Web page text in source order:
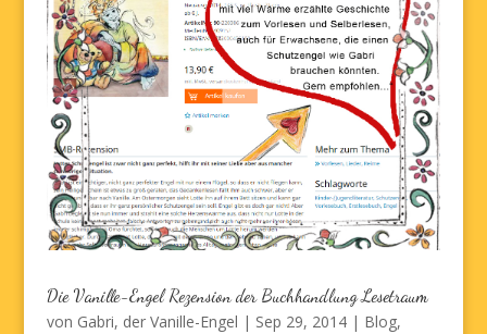
Die Vanille-Engel Rezension der Buchhandlung Lesetraum
von Gabri, der Vanille-Engel | Sep 29, 2014| Blog,